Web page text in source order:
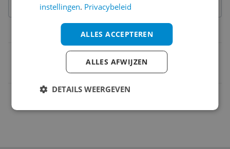
Belangrijkste kenmerken
3165140349963
instellingen. Privacybeleid
ALLES ACCEPTEREN
ALLES AFWIJZEN
DETAILS WEERGEVEN